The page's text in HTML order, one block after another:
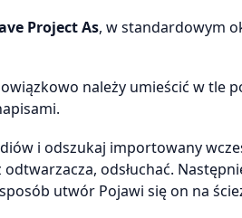
Project As, w standardowym
należy umieścić w tle
i odszukaj importowany
odsłuchać.
utwór Pojawi się on na